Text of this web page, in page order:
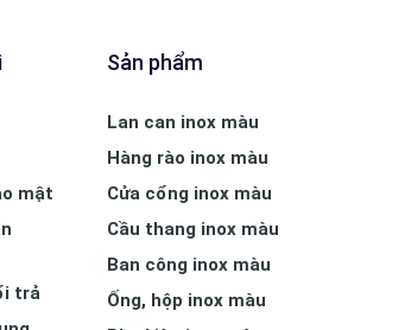
mật
trả
Sản phẩm
Lan can inox màu
Hàng rào inox màu
Cửa cổng inox màu
Cầu thang inox màu
Ban công inox màu
Ống, hộp inox màu